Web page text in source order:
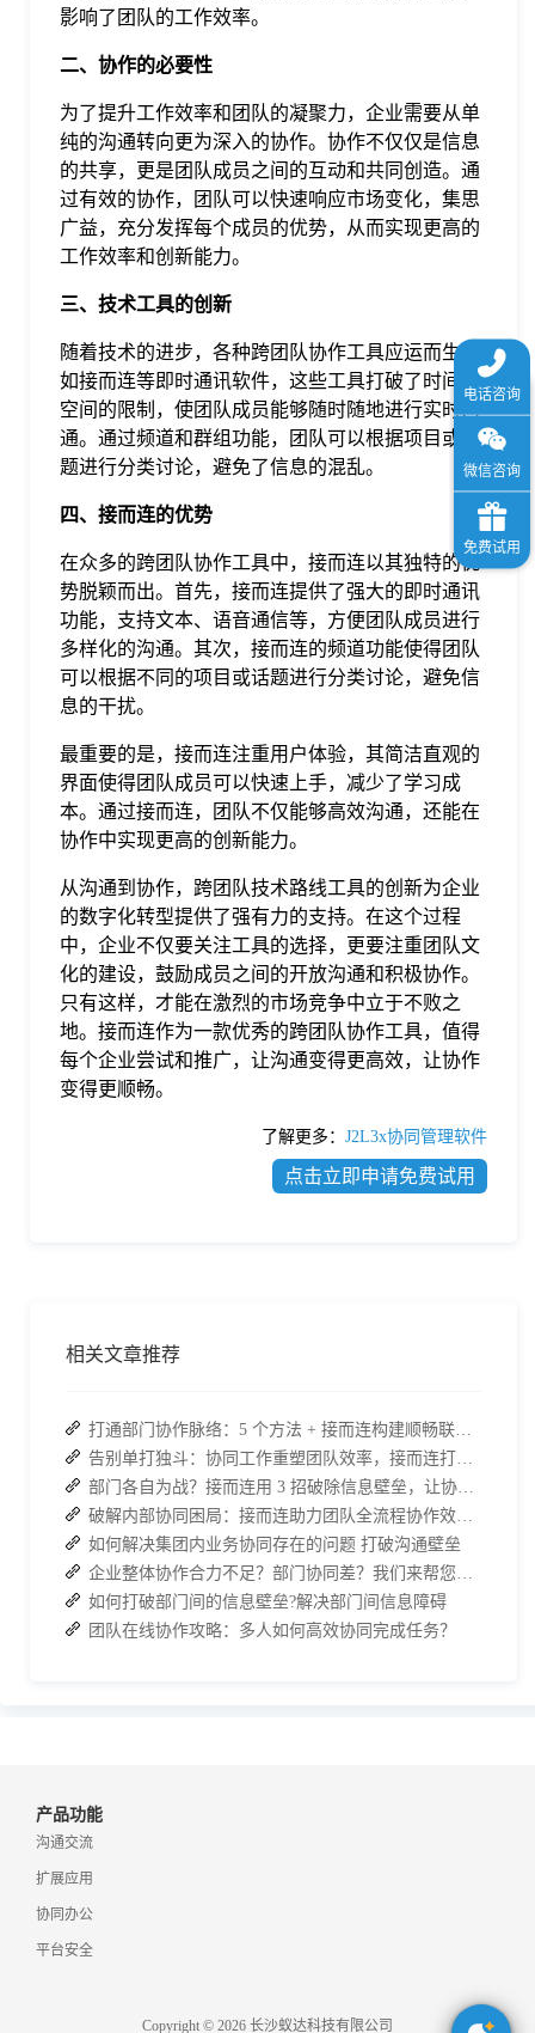
影响了团队的工作效率。
二、协作的必要性
为了提升工作效率和团队的凝聚力，企业需要从单
纯的沟通转向更为深入的协作。协作不仅仅是信息
的共享，更是团队成员之间的互动和共同创造。通
过有效的协作，团队可以快速响应市场变化，集思
广益，充分发挥每个成员的优势，从而实现更高的
工作效率和创新能力。
三、技术工具的创新
随着技术的进步，各种跨团队协作工具应运而生。
如接而连等即时通讯软件，这些工具打破了时间和
空间的限制，使团队成员能够随时随地进行实时沟
通。通过频道和群组功能，团队可以根据项目或主
题进行分类讨论，避免了信息的混乱。
四、接而连的优势
在众多的跨团队协作工具中，接而连以其独特的优
势脱颖而出。首先，接而连提供了强大的即时通讯
功能，支持文本、语音通信等，方便团队成员进行
多样化的沟通。其次，接而连的频道功能使得团队
可以根据不同的项目或话题进行分类讨论，避免信
息的干扰。
最重要的是，接而连注重用户体验，其简洁直观的
界面使得团队成员可以快速上手，减少了学习成
本。通过接而连，团队不仅能够高效沟通，还能在
协作中实现更高的创新能力。
从沟通到协作，跨团队技术路线工具的创新为企业
的数字化转型提供了强有力的支持。在这个过程
中，企业不仅要关注工具的选择，更要注重团队文
化的建设，鼓励成员之间的开放沟通和积极协作。
只有这样，才能在激烈的市场竞争中立于不败之
地。接而连作为一款优秀的跨团队协作工具，值得
每个企业尝试和推广，让沟通变得更高效，让协作
变得更顺畅。
了解更多： J2L3x协同管理软件
点击立即申请免费试用
相关文章推荐
打通部门协作脉络：5 个方法 + 接而连构建顺畅联动团队
告别单打独斗：协同工作重塑团队效率，接而连打造数据合规协作空间
部门各自为战？接而连用 3 招破除信息壁垒，让协作效率翻倍
破解内部协同困局：接而连助力团队全流程协作效率翻倍
如何解决集团内业务协同存在的问题 打破沟通壁垒
企业整体协作合力不足？部门协同差？我们来帮您攻破！
如何打破部门间的信息壁垒?解决部门间信息障碍
团队在线协作攻略：多人如何高效协同完成任务？
产品功能
沟通交流
扩展应用
协同办公
平台安全
Copyright © 2026 长沙蚁达科技有限公司